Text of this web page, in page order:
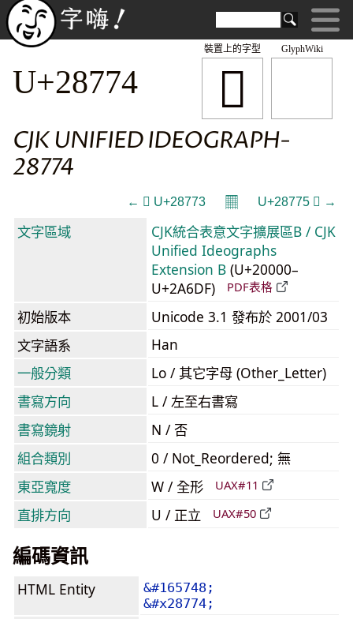
GlyphWiki
𨝴
裝置上的字型
U+28774
CJK UNIFIED IDEOGRAPH-
28774
← 𨝳 U+28773 𝄜 U+28775 𨝵 →
文字區域
CJK統合表意文字擴展區B / CJK
Unified Ideographs
Extension B (U+20000–
U+2A6DF)
PDF表格
初始版本
Unicode 3.1 發布於 2001/03
文字語系
Han
一般分類
Lo / 其它字母 (Other_Letter)
書寫方向
L / 左至右書寫
書寫鏡射
N / 否
組合類別
0 / Not_Reordered; 無
東亞寬度
W / 全形 UAX#11
直排方向 U / 正立 UAX#50
編碼資訊
HTML Entity
&#165748;
&#x28774;